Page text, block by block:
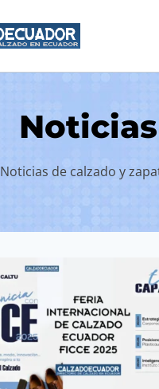
Noticias
Noticias de calzado y